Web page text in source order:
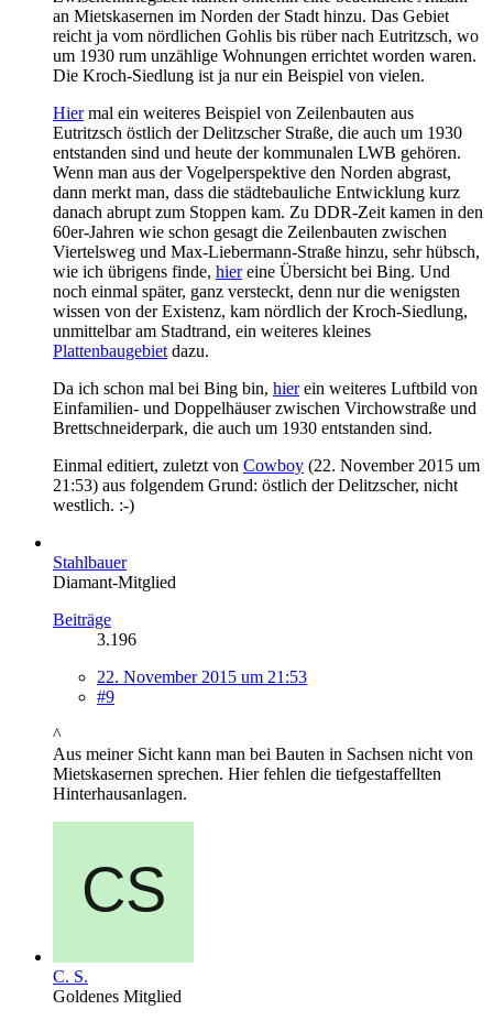
an Mietskasernen im Norden der Stadt hinzu. Das Gebiet
reicht ja vom nördlichen Gohlis bis rüber nach Eutritzsch, wo
um 1930 rum unzählige Wohnungen errichtet worden waren.
Die Kroch-Siedlung ist ja nur ein Beispiel von vielen.
Hiermal ein weiteres Beispiel von Zeilenbauten aus
Eutritzsch östlich der Delitzscher Straße, die auch um 1930
entstanden sind und heute der kommunalen LWB gehören.
Wenn man aus der Vogelperspektive den Norden abgrast,
dann merkt man, dass die städtebauliche Entwicklung kurz
danach abrupt zum Stoppen kam. Zu DDR-Zeit kamen in den
60er-Jahren wie schon gesagt die Zeilenbauten zwischen
Viertelsweg und Max-Liebermann-Straße hinzu, sehr hübsch,
wie ich übrigens finde, hiereine Übersicht bei Bing. Und
noch einmal später, ganz versteckt, denn nur die wenigsten
wissen von der Existenz, kam nördlich der Kroch-Siedlung,
unmittelbar am Stadtrand, ein weiteres kleines
Plattenbaugebiet dazu.
Da ich schon mal bei Bing bin, hierein weiteres Luftbild von
Einfamilien- und Doppelhäuser zwischen Virchowstraße und
Brettschneiderpark, die auch um 1930 entstanden sind.
Einmal editiert, zuletzt von Cowboy (22. November 2015 um
21:53) aus folgendem Grund: östlich der Delitzscher, nicht
westlich. :-)
Stahlbauer
Diamant-Mitglied
Beiträge
3.196
22. November 2015 um 21:53
#9
^
Aus meiner Sicht kann man bei Bauten in Sachsen nicht von
Mietskasernen sprechen. Hier fehlen die tiefgestaffellten
Hinterhausanlagen.
C. S.
Goldenes Mitglied